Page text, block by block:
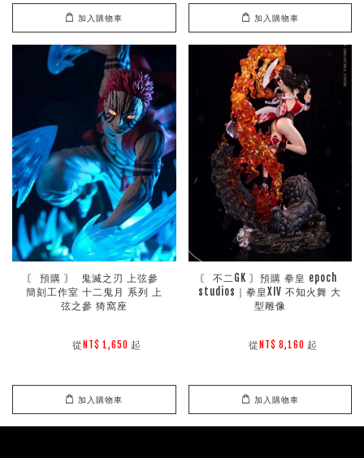
加入購物車 加入購物車
〘 預購 〙  鬼滅之刃 上弦參
簡刻工作室 十二鬼月 系列 上
弦之參 猗窩座
        從
NT$ 1,650 起
加入購物車
〘 不二GK 〙預購 拳皇 epoch
studios｜拳皇XIV 不知火舞 大
型雕像
        從
NT$ 8,160 起
加入購物車